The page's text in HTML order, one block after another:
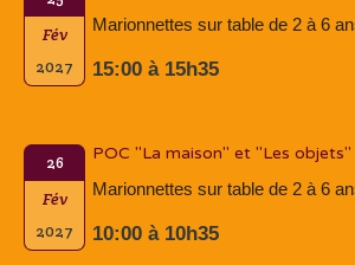
Fév
2027
Marionnettes sur table de 2 à 6
15:00 à 15h35
26
Fév
2027
POC "La maison" et "Les objets"
Marionnettes sur table de 2 à 6
10:00 à 10h35